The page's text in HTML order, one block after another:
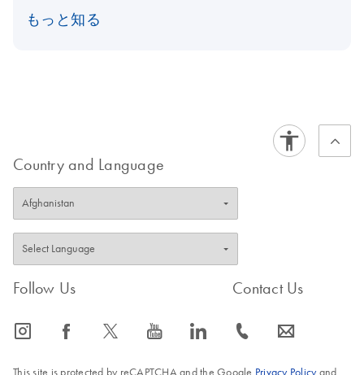
もっと知る
Country and Language
Follow Us
icon_0065_instagram-s icon_0064_facebook-s icon_0340_cc_gen_x-s icon_0077_youtube-s icon_0066_linkedin-s
Contact Us
icon_0072_phone-s icon_0063_envelope-s
This site is protected by reCAPTCHA and the Google Privacy Policyand